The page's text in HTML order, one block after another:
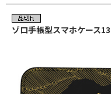
ゾロ手帳型スマホケース